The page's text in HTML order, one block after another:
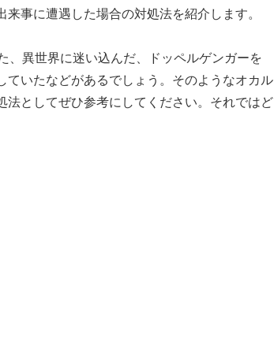
事に遭遇した場合の対処法を紹介します。
、異世界に迷い込んだ、ドッペルゲンガーを
ていたなどがあるでしょう。そのようなオカル
法としてぜひ参考にしてください。それではど